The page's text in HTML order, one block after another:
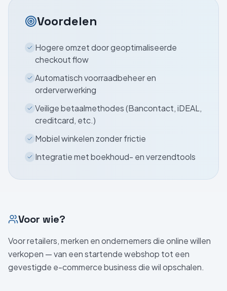
Voordelen
Hogere omzet door geoptimaliseerde
checkout flow
Automatisch voorraadbeheer en
orderverwerking
Veilige betaalmethodes (Bancontact, iDEAL,
creditcard, etc.)
Mobiel winkelen zonder frictie
Integratie met boekhoud- en verzendtools
Voor wie?
Voor retailers, merken en ondernemers die online willen
verkopen — van een startende webshop tot een
gevestigde e-commerce business die wil opschalen.